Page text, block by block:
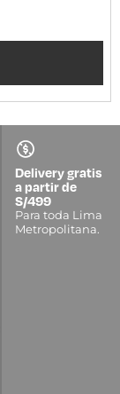
Delivery gratis
a partir de
S/499
Para toda Lima
Metropolitana.